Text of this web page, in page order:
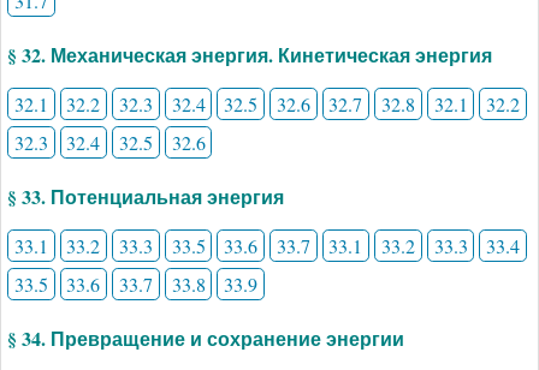
§ 32. Механическая энергия. Кинетическая энергия
32.1 32.2 32.3 32.4 32.5 32.6 32.7 32.8 32.1
32.2
32.3
32.4 32.5 32.6
§ 33. Потенциальная энергия
33.1 33.2 33.3 33.5 33.6 33.7 33.1 33.2 33.3
33.4
33.5
33.6 33.7 33.8 33.9
§ 34. Превращение и сохранение энергии